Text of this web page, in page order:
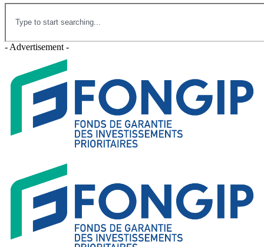
- Advertisement -